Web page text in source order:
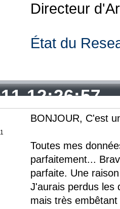
Directeur
État du
12:26:57
BONJOUR, C'est
Toutes mes
parfaitement...
parfaite. Une
J'aurais perdus les
mais très